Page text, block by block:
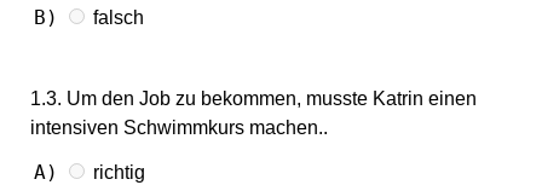
B) falsch
1.3. Um den Job zu bekommen, musste Katrin einen
intensiven Schwimmkurs machen..
A) richtig